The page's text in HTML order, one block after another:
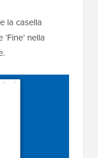
la casella
nella